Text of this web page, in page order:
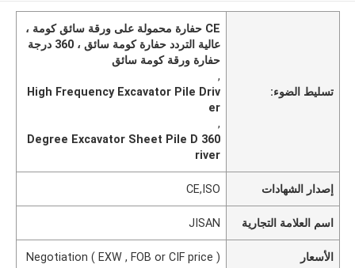
تسليط الضوء:
CE حفارة محمولة على ورقة سائق كومة ،
عالية التردد حفارة كومة سائق ، 360 درجة
حفارة ورقة كومة سائق
,
High Frequency Excavator Pile Driv
er
,
360 Degree Excavator Sheet Pile D
river
إصدار الشهادات CE,ISO
اسم العلامة التجارية JISAN
الأسعار Negotiation ( EXW , FOB or CIF price )